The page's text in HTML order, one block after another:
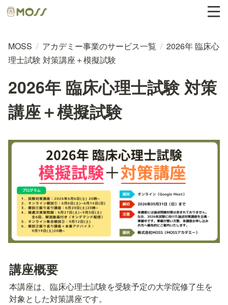
MOSS / アカデミー事業のサービス一覧 / 2026年 臨床心
理士試験 対策講座＋模擬試験
2026年 臨床心理士試験 対策
講座＋模擬試験
講座概要
本講座は、臨床心理士試験を受験予定の大学院修了生を
対象とした対策講座です。